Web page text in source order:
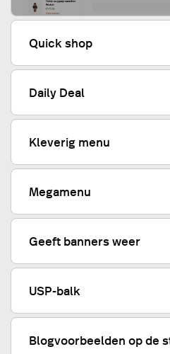
Quick shop
Daily Deal
Kleverig menu
Megamenu
Geeft banners weer
USP-balk
Blogvoorbeelden op de